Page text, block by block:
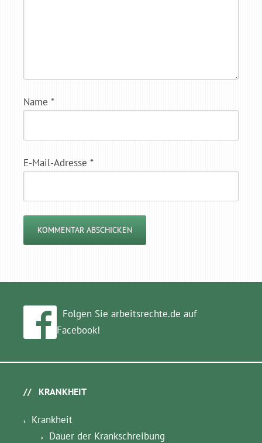
Name *
E-Mail-Adresse *
Folgen Sie arbeitsrechte.de auf
Facebook!
KRANKHEIT
Krankheit
Dauer der Krankschreibung